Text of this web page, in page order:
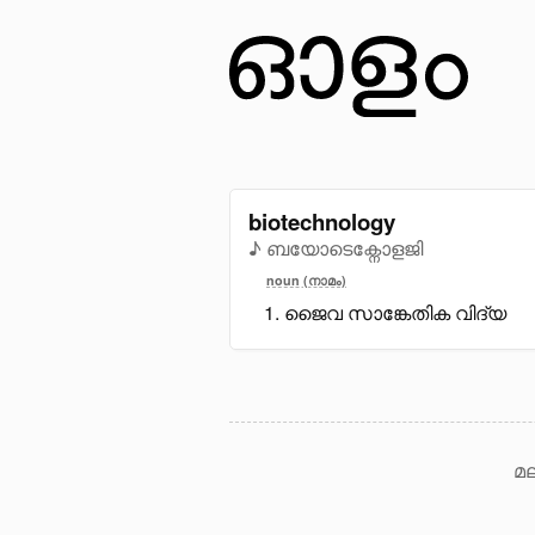
biotechnology
♪ ബയോടെക്നോളജി
noun (നാമം)
ജൈവ സാങ്കേതിക വിദ്യ